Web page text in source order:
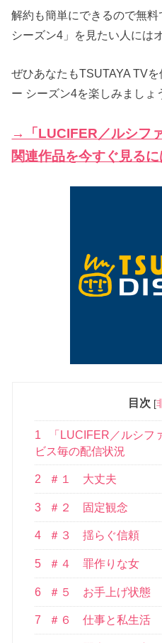
解約も簡単にできるので無
シーズン4」を見たい人には
ぜひあなたもTSUTAYA TV
ー シーズン4を楽しみましょ
→「LUCIFER／ルシフ
関連作品を今すぐ見る
目次 [
1
「LUCIFER／ルシフ
ビス毎の配信状況
2 ＃１ 大丈夫
3 ＃２ 固定観念
4 ＃３ 揺らぐ信頼
5 ＃４ 罪作りな女
6 ＃５ お手上げ状態
7 ＃６ 仕事と私生活